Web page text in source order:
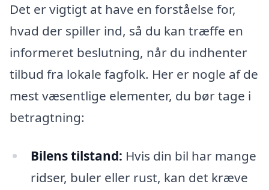
Det er vigtigt at have en forståelse for,
hvad der spiller ind, så du kan træffe en
informeret beslutning, når du indhenter
tilbud fra lokale fagfolk. Her er nogle af de
mest væsentlige elementer, du bør tage i
betragtning:
Bilens tilstand: Hvis din bil har mange
ridser, buler eller rust, kan det kræve